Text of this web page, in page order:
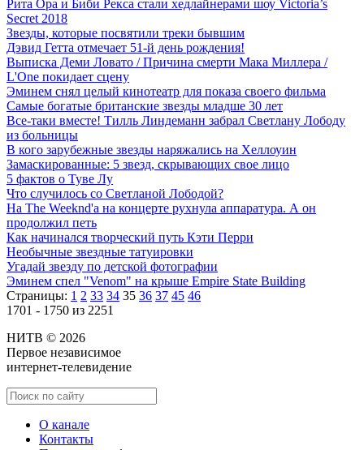
Рита Ора и Биби Рекса стали хедлайнерами шоу Victoria’s
Secret 2018
Звезды, которые посвятили треки бывшим
Дэвид Гетта отмечает 51-й день рождения!
Выписка Деми Ловато / Причина смерти Мака Миллера /
L'One покидает сцену
Эминем снял целый кинотеатр для показа своего фильма
Самые богатые британские звезды младше 30 лет
Все-таки вместе! Тилль Линдеманн забрал Светлану Лободу
из больницы
В кого зарубежные звезды наряжались на Хеллоуин
Замаскированные: 5 звезд, скрывающих свое лицо
5 фактов о Туве Лу
Что случилось со Светланой Лободой?
На The Weeknd'а на концерте рухнула аппаратура. А он
продолжил петь
Как начинался творческий путь Кэти Перри
Необычные звездные татуировки
Угадай звезду по детской фотографии
Эминем спел "Venom" на крыше Empire State Building
Страницы: 1 2 33 34 35 36 37 45 46
1701 - 1750 из 2251
НИТВ © 2026
Первое независимое
интернет-телевидение
О канале
Контакты